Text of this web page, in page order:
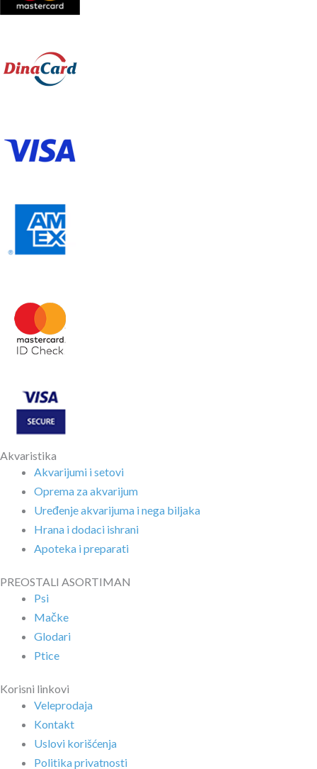
Akvaristika
Akvarijumi i setovi
Oprema za akvarijum
Uređenje akvarijuma i nega biljaka
Hrana i dodaci ishrani
Apoteka i preparati
PREOSTALI ASORTIMAN
Psi
Mačke
Glodari
Ptice
Korisni linkovi
Veleprodaja
Kontakt
Uslovi korišćenja
Politika privatnosti